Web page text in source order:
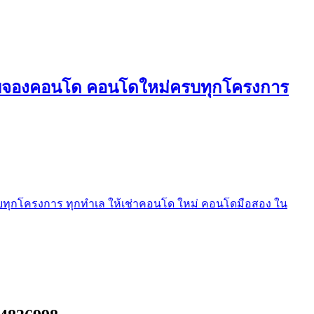
องคอนโด คอนโดใหม่ครบทุกโครงการ
โครงการ ทุกทำเล ให้เช่าคอนโด ใหม่ คอนโดมือสอง ใน